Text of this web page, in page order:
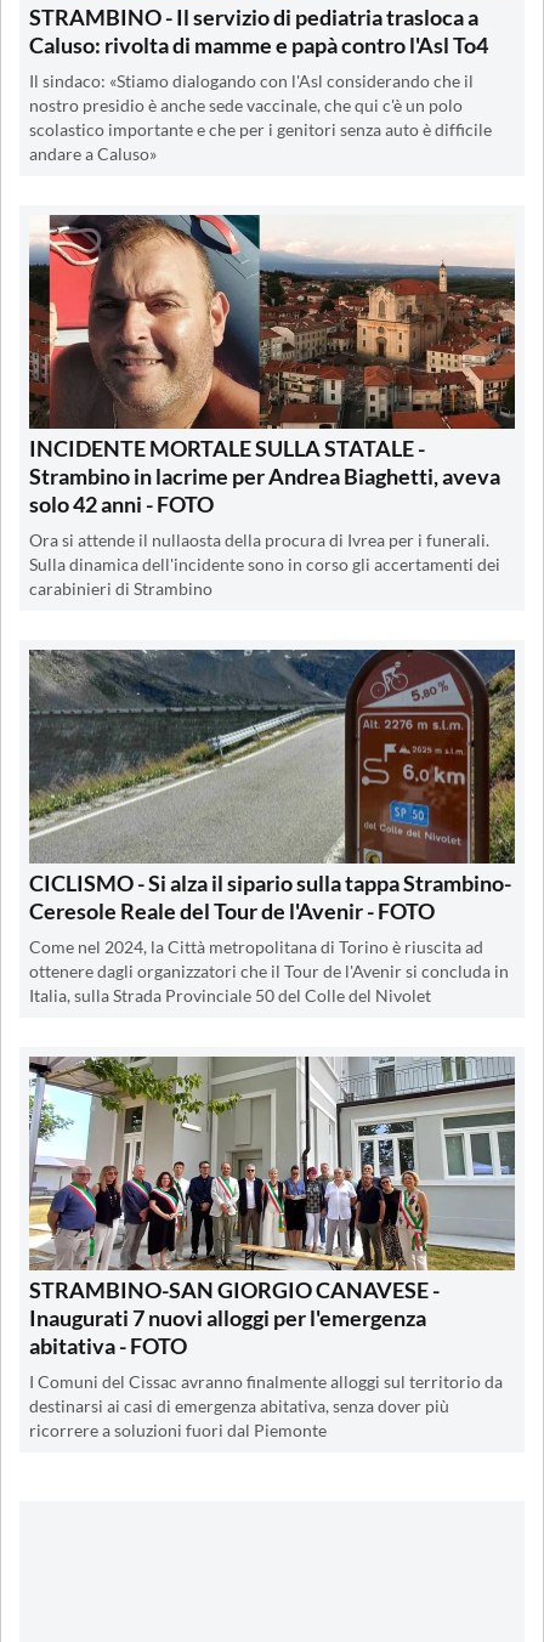
STRAMBINO - Il servizio di pediatria trasloca a
Caluso: rivolta di mamme e papà contro l'Asl To4
Il sindaco: «Stiamo dialogando con l'Asl considerando che il
nostro presidio è anche sede vaccinale, che qui c'è un polo
scolastico importante e che per i genitori senza auto è difficile
andare a Caluso»
INCIDENTE MORTALE SULLA STATALE -
Strambino in lacrime per Andrea Biaghetti, aveva
solo 42 anni - FOTO
Ora si attende il nullaosta della procura di Ivrea per i funerali.
Sulla dinamica dell'incidente sono in corso gli accertamenti dei
carabinieri di Strambino
CICLISMO - Si alza il sipario sulla tappa Strambino-
Ceresole Reale del Tour de l'Avenir - FOTO
Come nel 2024, la Città metropolitana di Torino è riuscita ad
ottenere dagli organizzatori che il Tour de l'Avenir si concluda in
Italia, sulla Strada Provinciale 50 del Colle del Nivolet
STRAMBINO-SAN GIORGIO CANAVESE -
Inaugurati 7 nuovi alloggi per l'emergenza
abitativa - FOTO
I Comuni del Cissac avranno finalmente alloggi sul territorio da
destinarsi ai casi di emergenza abitativa, senza dover più
ricorrere a soluzioni fuori dal Piemonte